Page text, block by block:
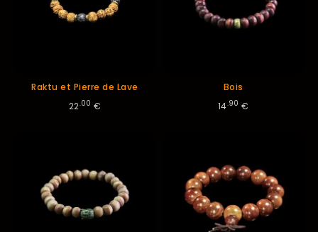
Raktu et Pierre de Lave
22.00 €
Bois
14.90 €